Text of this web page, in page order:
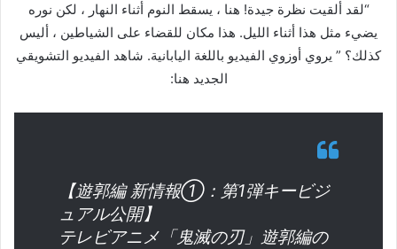
“لقد ألقيت نظرة جيدة! هنا ، يسقط النوم أثناء النهار ، لكن نوره
يضيء مثل هذا أثناء الليل. هذا مكان للقضاء على الشياطين ، أليس
كذلك؟ ” يروي أوزوي الفيديو باللغة اليابانية. شاهد الفيديو التشويقي
الجديد هنا:
【遊郭編 新情報①：第1弾キービジ
ュアル公開】
テレビアニメ「鬼滅の刃」遊郭編の